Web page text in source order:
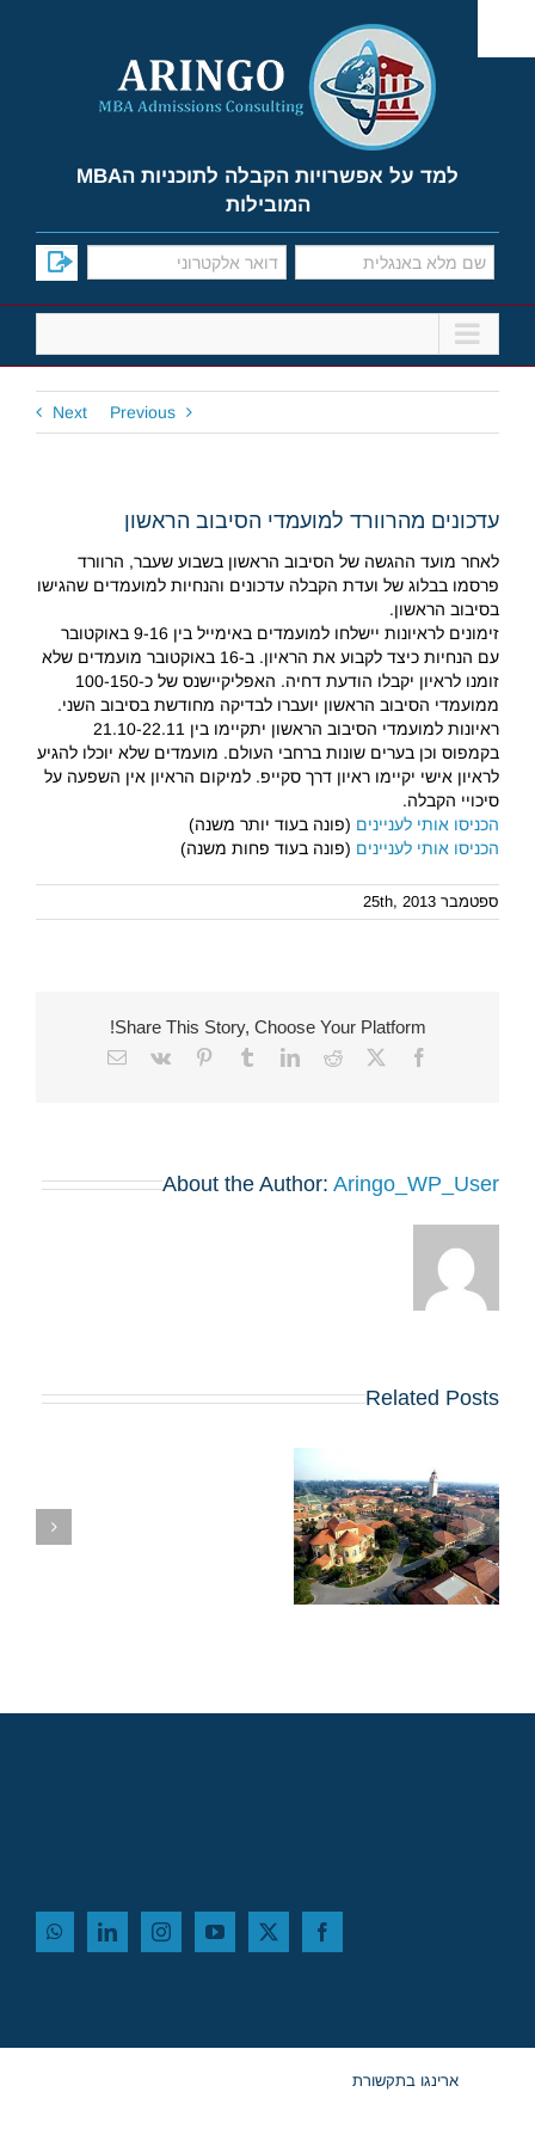
content
למד על אפשרויות הקבלה לתוכניות הMBA
המובילות
Previous
Next
עדכונים מהרוורד למועמדי הסיבוב הראשון
לאחר מועד ההגשה של הסיבוב הראשון בשבוע שעבר, הרוורד
פרסמו בבלוג של ועדת הקבלה עדכונים והנחיות למועמדים שהגישו
בסיבוב הראשון.
זימונים לראיונות יישלחו למועמדים באימייל בין 9-16 באוקטובר
עם הנחיות כיצד לקבוע את הראיון. ב-16 באוקטובר מועמדים שלא
זומנו לראיון יקבלו הודעת דחיה. האפליקיישנס של כ-100-150
ממועמדי הסיבוב הראשון יועברו לבדיקה מחודשת בסיבוב השני.
ראיונות למועמדי הסיבוב הראשון יתקיימו בין 21.10-22.11
בקמפוס וכן בערים שונות ברחבי העולם. מועמדים שלא יוכלו להגיע
לראיון אישי יקיימו ראיון דרך סקייפ. למיקום הראיון אין השפעה על
סיכויי הקבלה.
הכניסו אותי לעניינים (פונה בעוד יותר משנה)
הכניסו אותי לעניינים (פונה בעוד פחות משנה)
ספטמבר 25th, 2013
Share This Story, Choose Your Platform!
Facebook
X
Reddit
LinkedIn
Tumblr
Pinterest
Vk
Email
About the Author: Aringo_WP_User
Related Posts
ארינגו בתקשורת